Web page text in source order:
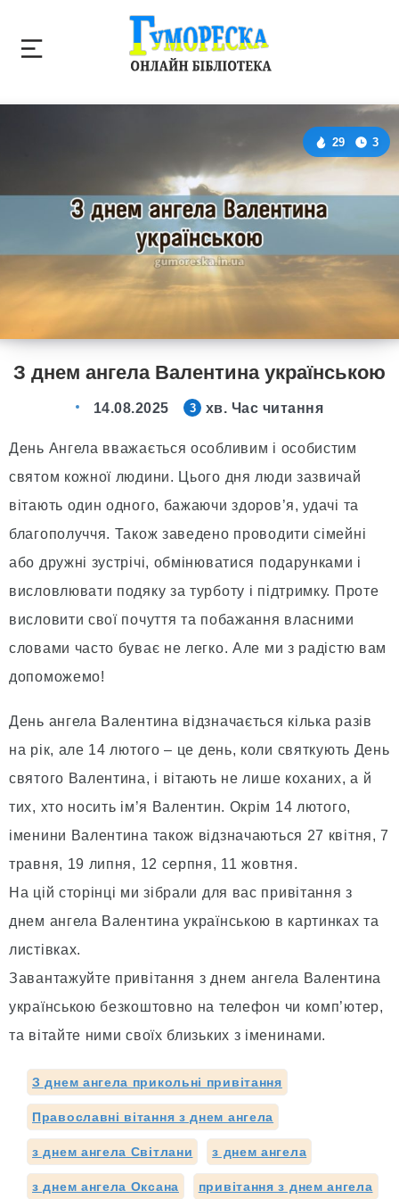
З днем ангела Валентина українською
29 3
14.08.2025 3 хв. Час читання
День Ангела вважається особливим і особистим
святом кожної людини. Цього дня люди зазвичай
вітають один одного, бажаючи здоров’я, удачі та
благополуччя. Також заведено проводити сімейні
або дружні зустрічі, обмінюватися подарунками і
висловлювати подяку за турботу і підтримку. Проте
висловити свої почуття та побажання власними
словами часто буває не легко. Але ми з радістю вам
допоможемо!
День ангела Валентина відзначається кілька разів
на рік, але 14 лютого – це день, коли святкують День
святого Валентина, і вітають не лише коханих, а й
тих, хто носить ім’я Валентин. Окрім 14 лютого,
іменини Валентина також відзначаються 27 квітня, 7
травня, 19 липня, 12 серпня, 11 жовтня.
На цій сторінці ми зібрали для вас привітання з
днем ангела Валентина українською в картинках та
листівках.
Завантажуйте привітання з днем ангела Валентина
українською безкоштовно на телефон чи комп’ютер,
та вітайте ними своїх близьких з іменинами.
З днем ангела прикольні привітання
Православні вітання з днем ангела
з днем ангела Світлани з днем ангела
з днем ангела Оксана привітання з днем ангела